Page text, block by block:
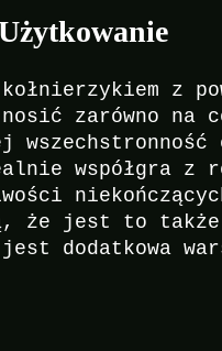
z
zarówno
współgra z
że jest to także
dodatkowa